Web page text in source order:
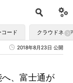
コード クラウドネイ
2018年8月23日 公開
、富士通が